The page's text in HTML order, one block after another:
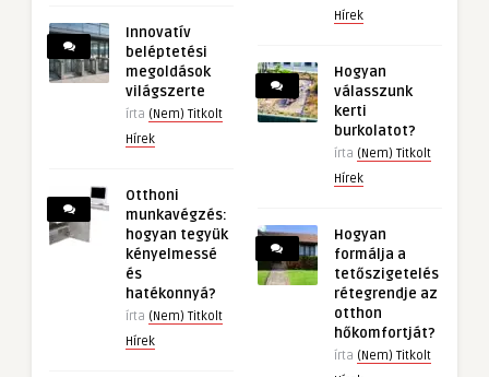
Innovatív
beléptetési
megoldások
világszerte
írta (Nem) Titkolt
Hírek
Otthoni
munkavégzés:
hogyan tegyük
kényelmessé
és
hatékonnyá?
írta (Nem) Titkolt
Hírek
Hírek
Hogyan
válasszunk
kerti
burkolatot?
írta (Nem) Titkolt
Hírek
Hogyan
formálja a
tetőszigetelés
rétegrendje az
otthon
hőkomfortját?
írta (Nem) Titkolt